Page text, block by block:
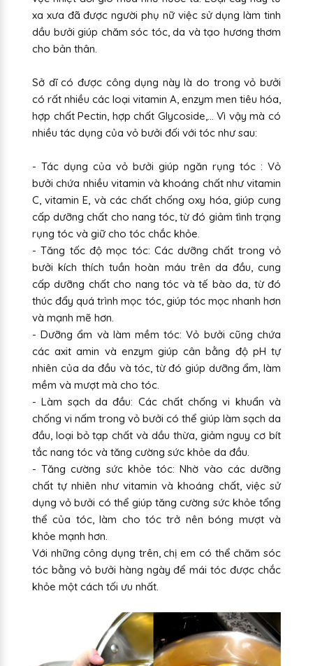
xa xưa đã được người phụ nữ việc sử dụng làm tinh
dầu bưởi giúp chăm sóc tóc, da và tạo hương thơm
cho bản thân.
Sở dĩ có được công dụng này là do trong vỏ bưởi
có rất nhiều các loại vitamin A, enzym men tiêu hóa,
hợp chất Pectin, hợp chất Glycoside,… Vì vậy mà có
nhiều tác dụng của vỏ bưởi đối với tóc như sau:
- Tác dụng của vỏ bưởi giúp ngăn rụng tóc : Vỏ
bưởi chứa nhiều vitamin và khoáng chất như vitamin
C, vitamin E, và các chất chống oxy hóa, giúp cung
cấp dưỡng chất cho nang tóc, từ đó giảm tình trạng
rụng tóc và giữ cho tóc chắc khỏe.
- Tăng tốc độ mọc tóc: Các dưỡng chất trong vỏ
bưởi kích thích tuần hoàn máu trên da đầu, cung
cấp dưỡng chất cho nang tóc và tế bào da, từ đó
thúc đẩy quá trình mọc tóc, giúp tóc mọc nhanh hơn
và mạnh mẽ hơn.
- Dưỡng ẩm và làm mềm tóc: Vỏ bưởi cũng chứa
các axit amin và enzym giúp cân bằng độ pH tự
nhiên của da đầu và tóc, từ đó giúp dưỡng ẩm, làm
mềm và mượt mà cho tóc.
- Làm sạch da đầu: Các chất chống vi khuẩn và
chống vi nấm trong vỏ bưởi có thể giúp làm sạch da
đầu, loại bỏ tạp chất và dầu thừa, giảm nguy cơ bít
tắc nang tóc và tăng cường sức khỏe da đầu.
- Tăng cường sức khỏe tóc: Nhờ vào các dưỡng
chất tự nhiên như vitamin và khoáng chất, việc sử
dụng vỏ bưởi có thể giúp tăng cường sức khỏe tổng
thể của tóc, làm cho tóc trở nên bóng mượt và
khỏe mạnh hơn.
Với những công dụng trên, chị em có thể chăm sóc
tóc bằng vỏ bưởi hàng ngày để mái tóc được chắc
khỏe một cách tối ưu nhất.